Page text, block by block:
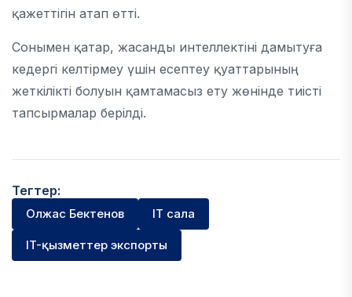
қажеттігін атап өтті.
Сонымен қатар, жасанды интеллектіні дамытуға
кедергі келтірмеу үшін есептеу қуаттарының
жеткілікті болуын қамтамасыз ету жөнінде тиісті
тапсырмалар берілді.
Тегтер:
Олжас Бектенов IT сала
IT-қызметтер экспорты